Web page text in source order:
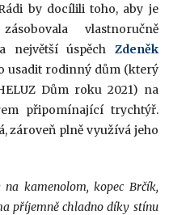
by docílili toho, aby je
vlastnoručně
největší úspěch Zdeněk
usadit rodinný dům (který
Dům roku 2021) na
připomínající trychtýř.
zároveň plně využívá jeho
kamenolom, kopec Brčík,
příjemně chladno díky stínu